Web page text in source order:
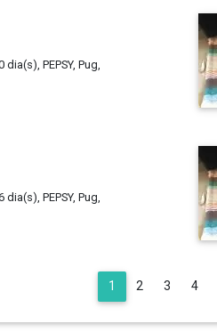
PEPSY, Pug,
PEPSY, Pug,
1 2 3 4